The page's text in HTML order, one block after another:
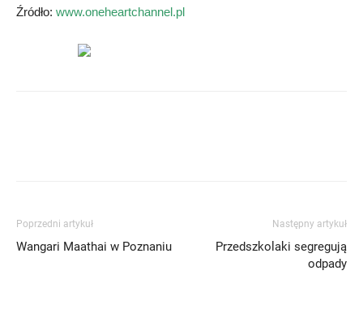
Źródło: www.oneheartchannel.pl
Poprzedni artykuł
Wangari Maathai w Poznaniu
Następny artykuł
Przedszkolaki segregują
odpady